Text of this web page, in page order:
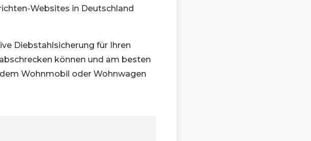
Websites in Deutschland
Diebstahlsicherung für Ihren
können und am besten
Wohnmobil oder Wohnwagen